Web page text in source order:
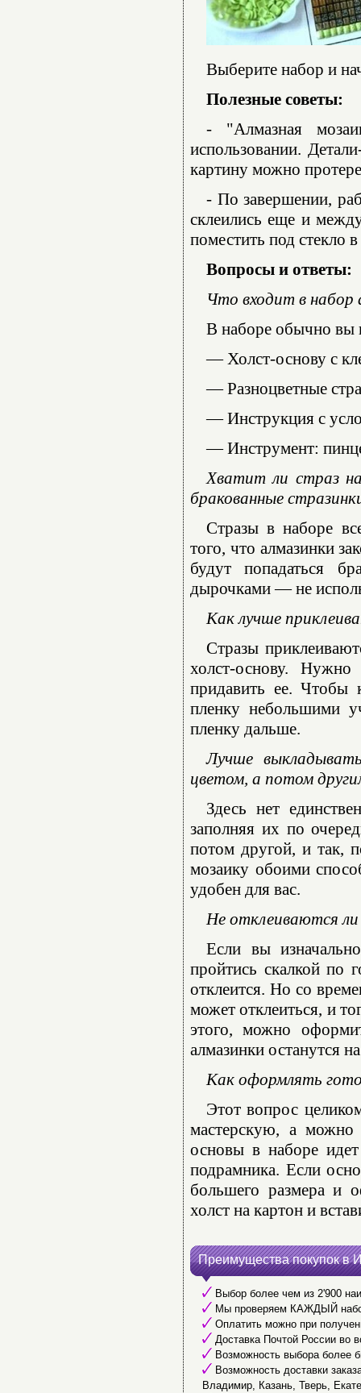
Выберите набор и
Полезные советы:
- "Алмазная
использовании.
картину можно
- По завершении,
склеились еще и
поместить под стекло
Вопросы и ответы:
Что входит в набор
В наборе обычно вы
— Холст-основу с
— Разноцветные
— Инструкция с
— Инструмент:
Хватит ли страз
бракованные
Стразы в наборе
того, что алмазинки
будут попадаться
дырочками — не
Как лучше
Стразы
холст-основу.
придавить ее. Чтобы
пленку небольшими
пленку дальше.
Лучше
цветом, а потом
Здесь нет
заполняя их по
потом другой, и так,
мозаику обоими
удобен для вас.
Не отклеиваются ли
Если вы
пройтись скалкой по
отклеится. Но со
может отклеиться, и
этого, можно
алмазинки останутся
Как оформлять
Этот вопрос
мастерскую, а можно
основы в наборе
подрамника. Если
большего размера и
холст на картон и
Преимущества покупок в
Выбор более чем из 2'900
Мы проверяем КАЖДЫЙ набор
Оплатить можно при
Доставка Почтой России во
Возможность выбора более
Возможность доставки
Владимир, Казань, Тверь,